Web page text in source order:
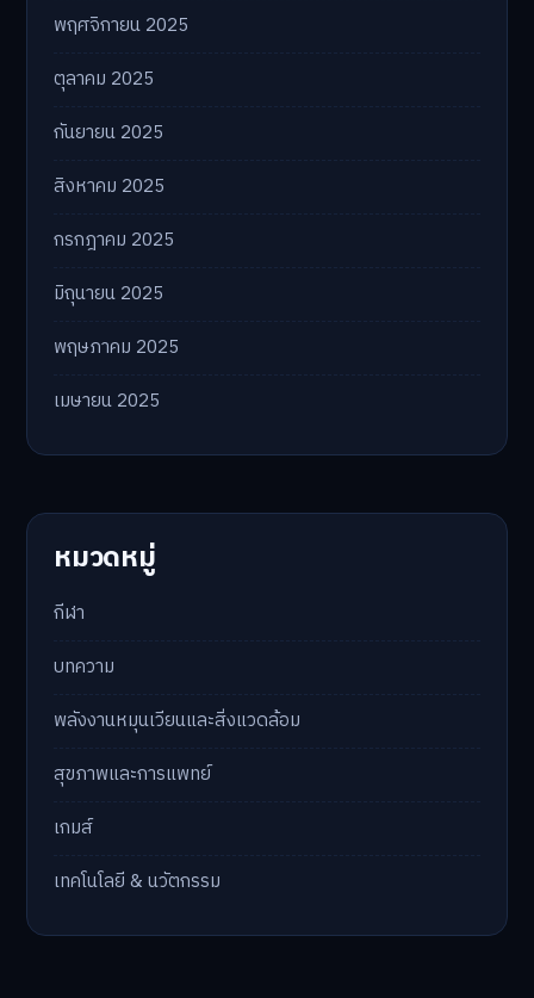
พฤศจิกายน 2025
ตุลาคม 2025
กันยายน 2025
สิงหาคม 2025
กรกฎาคม 2025
มิถุนายน 2025
พฤษภาคม 2025
เมษายน 2025
หมวดหมู่
กีฬา
บทความ
พลังงานหมุนเวียนและสิ่งแวดล้อม
สุขภาพและการแพทย์
เกมส์
เทคโนโลยี & นวัตกรรม